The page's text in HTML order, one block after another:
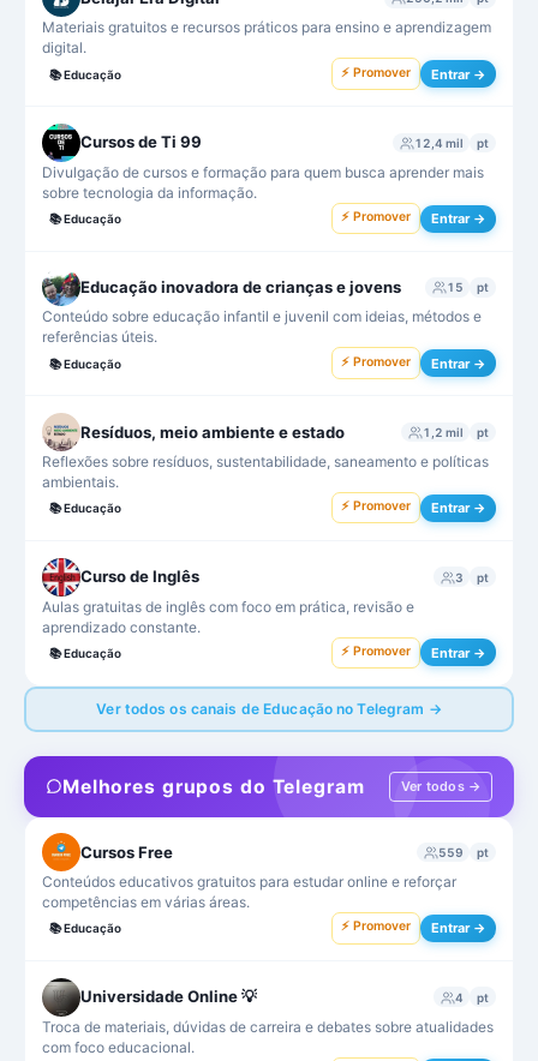
Materiais gratuitos e recursos práticos para ensino e aprendizagem
digital.
📚Educação ⚡ Promover Entrar →
Cursos de Ti 99 12,4 mil pt
Divulgação de cursos e formação para quem busca aprender mais
sobre tecnologia da informação.
📚Educação ⚡ Promover Entrar →
Educação inovadora de crianças e jovens 15 pt
Conteúdo sobre educação infantil e juvenil com ideias, métodos e
referências úteis.
📚Educação ⚡ Promover Entrar →
Resíduos, meio ambiente e estado 1,2 mil pt
Reflexões sobre resíduos, sustentabilidade, saneamento e políticas
ambientais.
📚Educação ⚡ Promover Entrar →
Curso de Inglês 3 pt
Aulas gratuitas de inglês com foco em prática, revisão e
aprendizado constante.
📚Educação ⚡ Promover Entrar →
Ver todos os canais de Educação no Telegram →
Melhores grupos do Telegram Ver todos →
Cursos Free 559 pt
Conteúdos educativos gratuitos para estudar online e reforçar
competências em várias áreas.
📚Educação ⚡ Promover Entrar →
Universidade Online 💡 4 pt
Troca de materiais, dúvidas de carreira e debates sobre atualidades
com foco educacional.